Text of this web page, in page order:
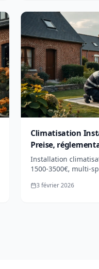
Climatisation
Preise,
Installation
1500-3500€, multi-
réversible.
3 février 2026